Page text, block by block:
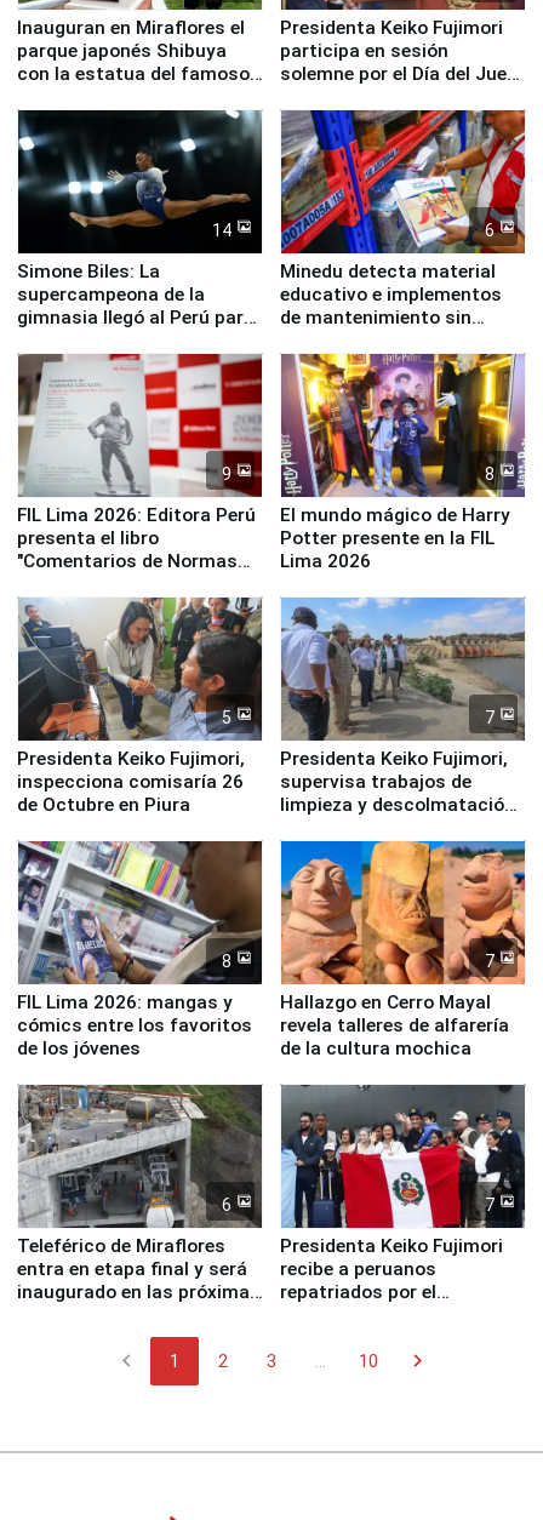
Inauguran en Miraflores el
parque japonés Shibuya
con la estatua del famoso
Presidenta Keiko Fujimori
participa en sesión
solemne por el Día del Juez
14
Simone Biles: La
supercampeona de la
gimnasia llegó al Perú para
Panamericanos Lima 2027
6
Minedu detecta material
educativo e implementos
de mantenimiento sin
la UGEL 2
9
FIL Lima 2026: Editora Perú
presenta el libro
"Comentarios de Normas
Derecho Colectivo"
8
El mundo mágico de Harry
Potter presente en la FIL
Lima 2026
5
Presidenta Keiko Fujimori,
inspecciona comisaría 26
de Octubre en Piura
7
Presidenta Keiko Fujimori,
supervisa trabajos de
limpieza y descolmatación
8
FIL Lima 2026: mangas y
cómics entre los favoritos
de los jóvenes
7
Hallazgo en Cerro Mayal
revela talleres de alfarería
de la cultura mochica
6
Teleférico de Miraflores
entra en etapa final y será
inaugurado en las próximas
7
Presidenta Keiko Fujimori
recibe a peruanos
repatriados por el
chevron_left 1 2 3 10 chevron_right